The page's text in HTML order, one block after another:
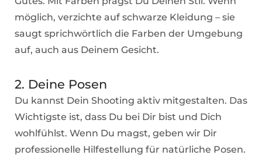
möglich, verzichte auf schwarze Kleidung – sie
saugt sprichwörtlich die Farben der Umgebung
auf, auch aus Deinem Gesicht.
2. Deine Posen
Du kannst Dein Shooting aktiv mitgestalten. Das
Wichtigste ist, dass Du bei Dir bist und Dich
wohlfühlst. Wenn Du magst, geben wir Dir
professionelle Hilfestellung für natürliche Posen.